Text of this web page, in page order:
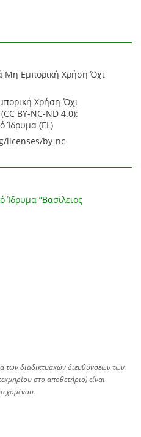
Μη Εμπορική Χρήση Όχι
Χρήση-Όχι
BY-NC-ND 4.0):
Ίδρυμα (EL)
licenses/by-nc-
Ίδρυμα “Βασίλειος
των διαδικτυακών διευθύνσεων των
στο αποθετήριο) είναι